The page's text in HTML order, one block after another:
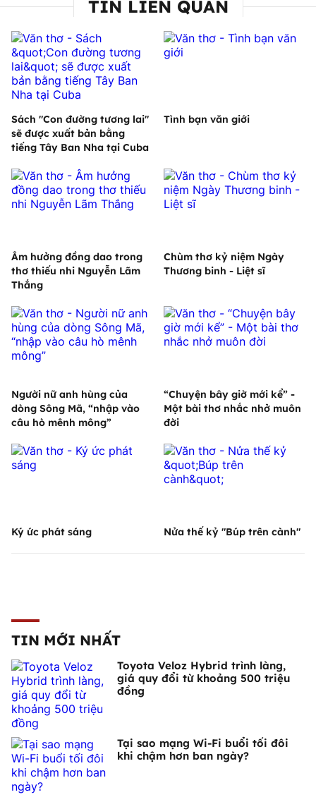
TIN LIÊN QUAN
Sách "Con đường tương lai"
sẽ được xuất bản bằng
tiếng Tây Ban Nha tại Cuba
Tình bạn văn giới
Âm hưởng đồng dao trong
thơ thiếu nhi Nguyễn Lãm
Thắng
Chùm thơ kỷ niệm Ngày
Thương binh - Liệt sĩ
Người nữ anh hùng của
dòng Sông Mã, “nhập vào
câu hò mênh mông”
“Chuyện bây giờ mới kể” -
Một bài thơ nhắc nhở muôn
đời
Ký ức phát sáng Nửa thế kỷ "Búp trên cành"
TIN MỚI NHẤT
Toyota Veloz Hybrid trình làng,
giá quy đổi từ khoảng 500 triệu
đồng
Tại sao mạng Wi-Fi buổi tối đôi
khi chậm hơn ban ngày?